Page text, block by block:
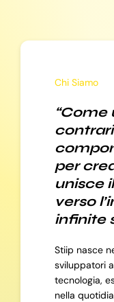
Chi Siamo
“Come
per
unisce
verso
infinite
Stiip nasce
sviluppatori
tecnologia,
nella